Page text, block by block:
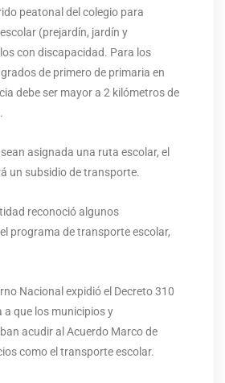
peatonal del colegio para
(prejardín, jardín y
con discapacidad. Para los
de primero de primaria en
debe ser mayor a 2 kilómetros de
asignada una ruta escolar, el
un subsidio de transporte.
reconoció algunos
programa de transporte escolar,
Nacional expidió el Decreto 310
a que los municipios y
acudir al Acuerdo Marco de
como el transporte escolar.